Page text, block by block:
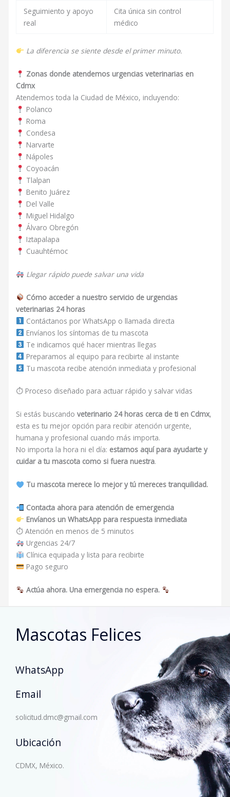
Seguimiento y apoyo
real
Cita única sin control
médico
La diferencia se siente desde el primer minuto.
Zonas donde atendemos urgencias veterinarias en
Cdmx
Atendemos toda la Ciudad de México, incluyendo:
Polanco
Roma
Condesa
Narvarte
Nápoles
Coyoacán
Tlalpan
Benito Juárez
Del Valle
Miguel Hidalgo
Álvaro Obregón
Iztapalapa
Cuauhtémoc
Llegar rápido puede salvar una vida
Cómo acceder a nuestro servicio de urgencias
veterinarias 24 horas
Contáctanos por WhatsApp o llamada directa
Envíanos los síntomas de tu mascota
Te indicamos qué hacer mientras llegas
Preparamos al equipo para recibirte al instante
Tu mascota recibe atención inmediata y profesional
⏱ Proceso diseñado para actuar rápido y salvar vidas
Si estás buscandoveterinario 24 horas cerca de ti en Cdmx,
esta es tu mejor opción para recibir atención urgente,
humana y profesional cuando más importa.
No importa la hora ni el día: estamos aquí para ayudarte y
cuidar a tu mascota como si fuera nuestra.
Tu mascota merece lo mejor y tú mereces tranquilidad.
Contacta ahora para atención de emergencia
Envíanos un WhatsApp para respuesta inmediata
⏱ Atención en menos de 5 minutos
Urgencias 24/7
Clínica equipada y lista para recibirte
Pago seguro
Actúa ahora. Una emergencia no espera.
Mascotas Felices
WhatsApp
Email
solicitud.dmc@gmail.com
Ubicación
CDMX, México.